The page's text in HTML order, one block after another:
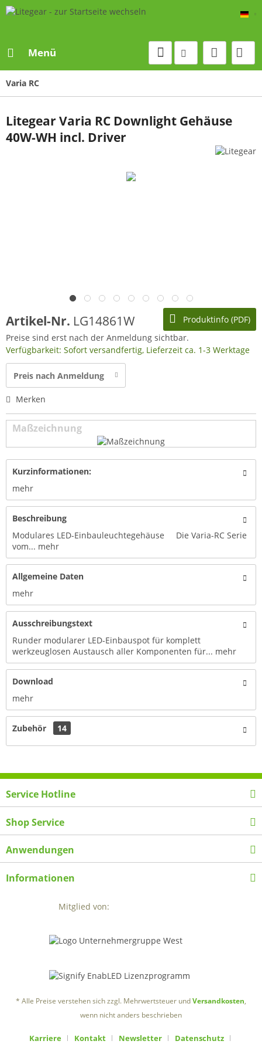
Menü
Varia RC
Litegear Varia RC Downlight Gehäuse
40W-WH incl. Driver
Produktinfo (PDF)
Artikel-Nr. LG14861W
Preise sind erst nach der Anmeldung sichtbar.
Verfügbarkeit: Sofort versandfertig, Lieferzeit ca. 1-3 Werktage
Preis nach Anmeldung
Merken
Maßzeichnung
Kurzinformationen:
mehr
Beschreibung
Modulares LED-Einbauleuchtegehäuse Die Varia-RC Serie
vom... mehr
Allgemeine Daten
mehr
Ausschreibungstext
Runder modularer LED-Einbauspot für komplett
werkzeuglosen Austausch aller Komponenten für... mehr
Download
mehr
Zubehör 14
Service Hotline
Shop Service
Anwendungen
Informationen
Mitglied von:
* Alle Preise verstehen sich zzgl. Mehrwertsteuer undVersandkosten,
wenn nicht anders beschrieben
Karriere Kontakt Newsletter Datenschutz